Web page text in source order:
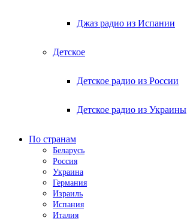
Джаз радио из Испании
Детское
Детское радио из России
Детское радио из Украины
По странам
Беларусь
Россия
Украина
Германия
Израиль
Испания
Италия